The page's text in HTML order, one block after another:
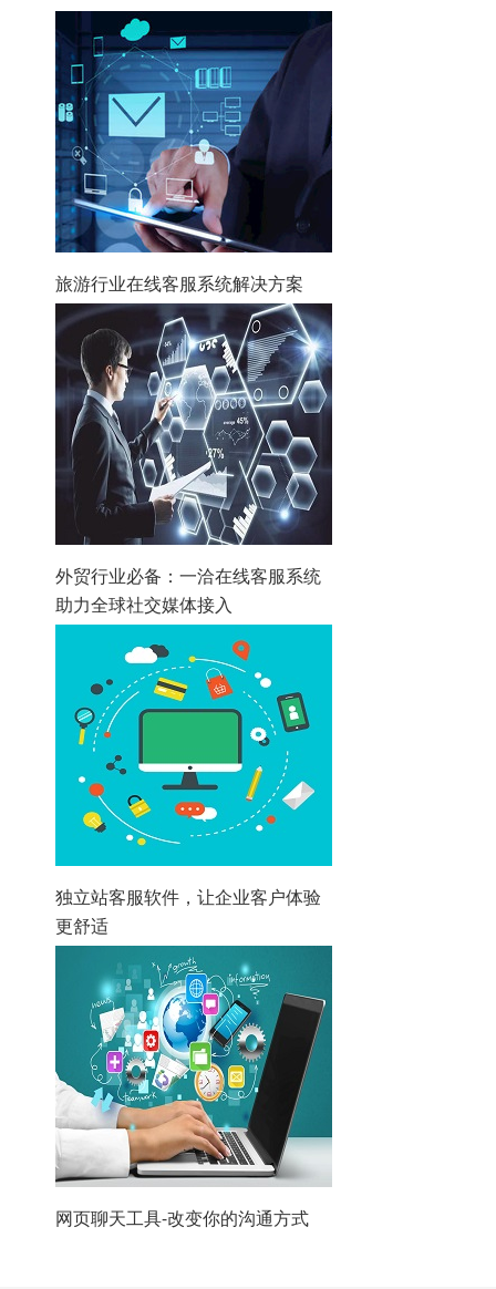
旅游行业在线客服系统解决方案
外贸行业必备：一洽在线客服系统
助力全球社交媒体接入
独立站客服软件，让企业客户体验
更舒适
网页聊天工具-改变你的沟通方式